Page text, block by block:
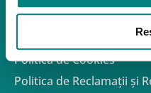
Despre noi
Politica de
Politica de Cookies
Politica de Reclamații și